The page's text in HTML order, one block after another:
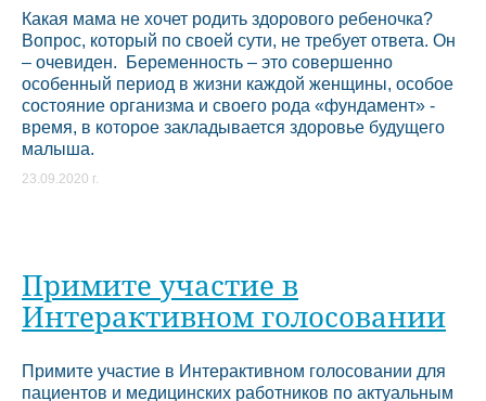
Какая мама не хочет родить здорового ребеночка?
Вопрос, который по своей сути, не требует ответа. Он
– очевиден. Беременность – это совершенно
особенный период в жизни каждой женщины, особое
состояние организма и своего рода «фундамент» -
время, в которое закладывается здоровье будущего
малыша.
23.09.2020 г.
Примите участие в
Интерактивном голосовании
Примите участие в Интерактивном голосовании для
пациентов и медицинских работников по актуальным